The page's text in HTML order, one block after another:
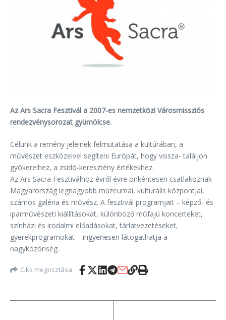
Az Ars Sacra Fesztivál a 2007-es nemzetközi Városmissziós
rendezvénysorozat gyümölcse.
Célunk a remény jeleinek felmutatása a kultúrában, a
művészet eszközeivel segíteni Európát, hogy vissza- találjon
gyökereihez, a zsidó-keresztény értékekhez.
Az Ars Sacra Fesztiválhoz évről évre önkéntesen csatlakoznak
Magyarország legnagyobb múzeumai, kulturális központjai,
számos galéria és művész. A fesztivál programjait – képző- és
iparművészeti kiállításokat, különböző műfajú koncerteket,
színházi és irodalmi előadásokat, tárlatvezetéseket,
gyerekprogramokat – ingyenesen látogathatja a
nagyközönség.
Cikk megosztása